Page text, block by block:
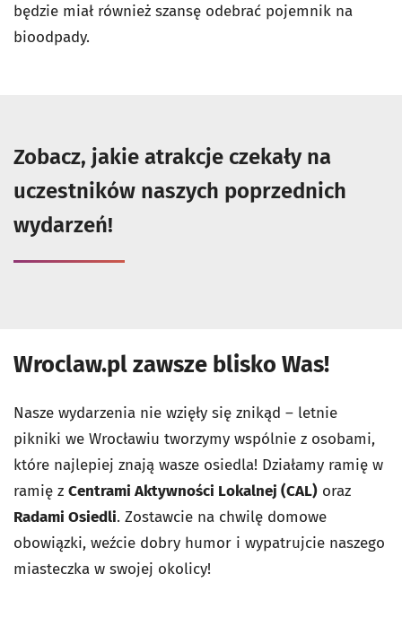
będzie miał również szansę odebrać pojemnik na
bioodpady.
Zobacz, jakie atrakcje czekały na
uczestników naszych poprzednich
wydarzeń!
Wroclaw.pl zawsze blisko Was!
Nasze wydarzenia nie wzięły się znikąd – letnie
pikniki we Wrocławiu tworzymy wspólnie z osobami,
które najlepiej znają wasze osiedla! Działamy ramię w
ramię z Centrami Aktywności Lokalnej (CAL) oraz
Radami Osiedli. Zostawcie na chwilę domowe
obowiązki, weźcie dobry humor i wypatrujcie naszego
miasteczka w swojej okolicy!